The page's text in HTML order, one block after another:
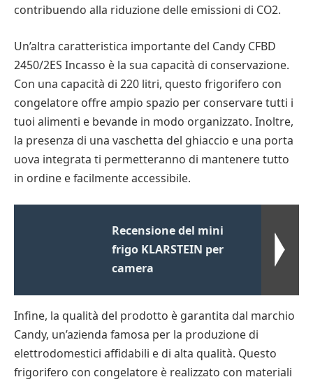
contribuendo alla riduzione delle emissioni di CO2.
Un’altra caratteristica importante del Candy CFBD
2450/2ES Incasso è la sua capacità di conservazione.
Con una capacità di 220 litri, questo frigorifero con
congelatore offre ampio spazio per conservare tutti i
tuoi alimenti e bevande in modo organizzato. Inoltre,
la presenza di una vaschetta del ghiaccio e una porta
uova integrata ti permetteranno di mantenere tutto
in ordine e facilmente accessibile.
Recensione del mini
frigo KLARSTEIN per
camera
Infine, la qualità del prodotto è garantita dal marchio
Candy, un’azienda famosa per la produzione di
elettrodomestici affidabili e di alta qualità. Questo
frigorifero con congelatore è realizzato con materiali